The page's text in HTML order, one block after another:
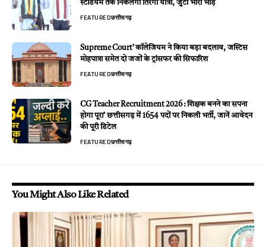
स्टेडियम तक निकलेगी तिरंगा यात्रा, जुटी भारी भीड़
FEATUREDछत्तीसगढ़
Supreme Court’ कॉलेजियम ने किया बड़ा बदलाव, जस्टिस
मोहपात्रा समेत दो जजों के ट्रांसफर की सिफारिश
FEATUREDछत्तीसगढ़
CG Teacher Recruitment 2026 : शिक्षक बनने का सपना
होगा पूरा’ छत्तीसगढ़ में 1654 पदों पर निकली भर्ती, जानें आवेदन
की पूरी डिटेल
FEATUREDछत्तीसगढ़
You Might Also Like Related